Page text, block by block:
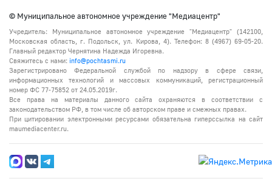
© Муниципальное автономное учреждение "Медиацентр"
Учредитель: Муниципальное автономное учреждение "Медиацентр" (142100,
Московская область, г. Подольск, ул. Кирова, 4). Телефон: 8 (4967) 69-05-20.
Главный редактор Чернятина Надежда Игоревна.
Свяжитесь с нами: info@pochtasmi.ru
Зарегистрировано Федеральной службой по надзору в сфере связи,
информационных технологий и массовых коммуникаций, регистрационный
номер ФС 77-75852 от 24.05.2019г.
Все права на материалы данного сайта охраняются в соответствии с
законодательством РФ, в том числе об авторском праве и смежных правах.
При цитировании электронными ресурсами обязательна гиперссылка на сайт
maumediacenter.ru.